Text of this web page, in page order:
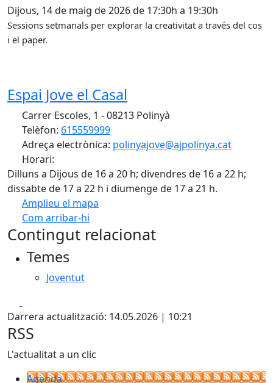
Dijous, 14 de maig de 2026 de 17:30h a 19:30h
Sessions setmanals per explorar la creativitat a través del cos
i el paper.
Espai Jove el Casal
Carrer Escoles, 1 - 08213 Polinyà
Telèfon: 615559999
Adreça electrònica: polinyajove@ajpolinya.cat
Horari:
Dilluns a Dijous de 16 a 20 h; divendres de 16 a 22 h;
dissabte de 17 a 22 h i diumenge de 17 a 21 h.
Amplieu el mapa
Com arribar-hi
+
Contingut relacionat
Temes
Joventut
Darrera actualització: 14.05.2026 | 10:21
RSS
L'actualitat a un clic
Agenda